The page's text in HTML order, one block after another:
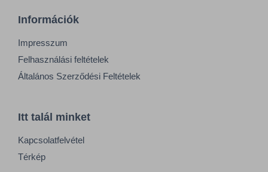
Információk
Impresszum
Felhasználási feltételek
Általános Szerződési Feltételek
Itt talál minket
Kapcsolatfelvétel
Térkép